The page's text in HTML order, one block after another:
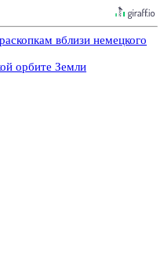
вблизи немецкого
орбите Земли